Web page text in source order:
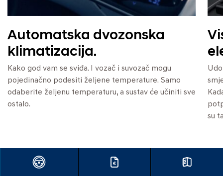
Automatska dvozonska
klimatizacija.
Kako god vam se sviđa. I vozač i suvozač mogu
pojedinačno podesiti željene temperature. Samo
odaberite željenu temperaturu, a sustav će učiniti sve
ostalo.
su